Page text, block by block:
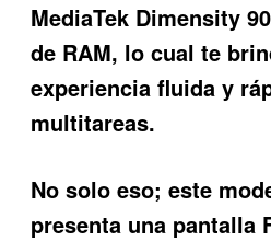
MediaTek Dimensity
de RAM, lo cual te
experiencia fluida y
multitareas.
No solo eso; este
presenta una pantalla